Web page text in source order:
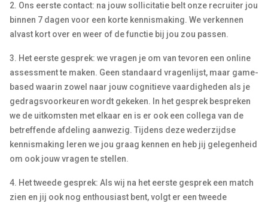
2. Ons eerste contact: na jouw sollicitatie belt onze recruiter jou
binnen 7 dagen voor een korte kennismaking. We verkennen
alvast kort over en weer of de functie bij jou zou passen.
3. Het eerste gesprek: we vragen je om van tevoren een online
assessment te maken. Geen standaard vragenlijst, maar game-
based waarin zowel naar jouw cognitieve vaardigheden als je
gedragsvoorkeuren wordt gekeken. In het gesprek bespreken
we de uitkomsten met elkaar en is er ook een collega van de
betreffende afdeling aanwezig. Tijdens deze wederzijdse
kennismaking leren we jou graag kennen en heb jij gelegenheid
om ook jouw vragen te stellen.
4. Het tweede gesprek: Als wij na het eerste gesprek een match
zien en jij ook nog enthousiast bent, volgt er een tweede